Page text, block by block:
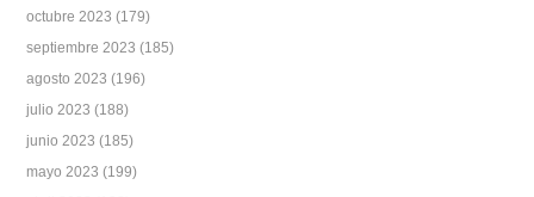
octubre 2023 (179)
septiembre 2023 (185)
agosto 2023 (196)
julio 2023 (188)
junio 2023 (185)
mayo 2023 (199)